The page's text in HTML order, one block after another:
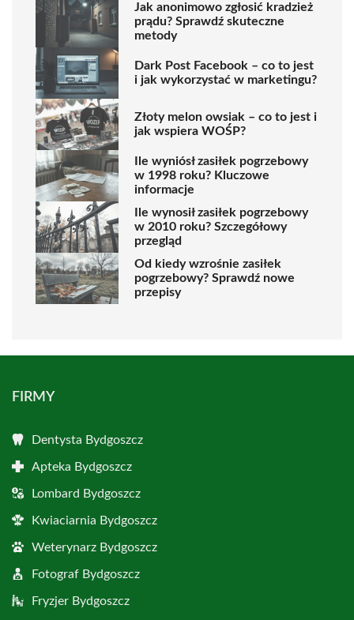
Jak anonimowo zgłosić kradzież
prądu? Sprawdź skuteczne
metody
Dark Post Facebook – co to jest
i jak wykorzystać w marketingu?
Złoty melon owsiak – co to jest i
jak wspiera WOŚP?
Ile wyniósł zasiłek pogrzebowy
w 1998 roku? Kluczowe
informacje
Ile wynosił zasiłek pogrzebowy
w 2010 roku? Szczegółowy
przegląd
Od kiedy wzrośnie zasiłek
pogrzebowy? Sprawdź nowe
przepisy
FIRMY
Dentysta Bydgoszcz
Apteka Bydgoszcz
Lombard Bydgoszcz
Kwiaciarnia Bydgoszcz
Weterynarz Bydgoszcz
Fotograf Bydgoszcz
Fryzjer Bydgoszcz